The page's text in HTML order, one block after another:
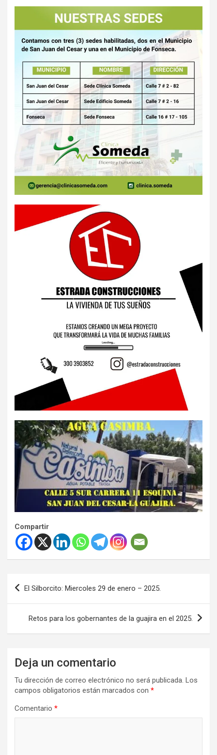
Compartir
Navegación
El Silborcito: Miercoles 29 de enero – 2025.
Retos para los gobernantes de la guajira en el 2025.
Deja un comentario
Tu dirección de correo electrónico no será publicada. Los
campos obligatorios están marcados con *
Comentario *